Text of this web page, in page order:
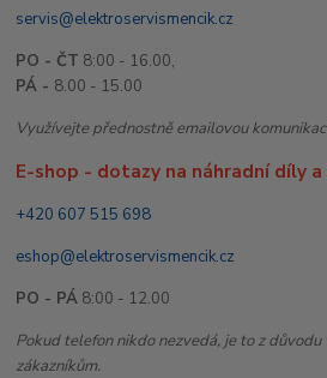
servis@elektroservismencik.cz
PO - ČT 8:00 - 16.00,
PÁ - 8.00 - 15.00
Využívejte přednostně emailovou
E-shop - dotazy na náhradní díly a
+420 607 515 698
eshop@elektroservismencik.cz
PO - PÁ 8:00 - 12.00
Pokud telefon nikdo nezvedá, je to z důvodu
zákazníkům.